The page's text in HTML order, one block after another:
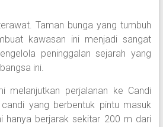
Taman bunga yang tumbuh
kawasan ini menjadi sangat
peninggalan sejarah yang
ini.
melanjutkan perjalanan ke Candi
yang berbentuk pintu masuk
hanya berjarak sekitar 200 m dari